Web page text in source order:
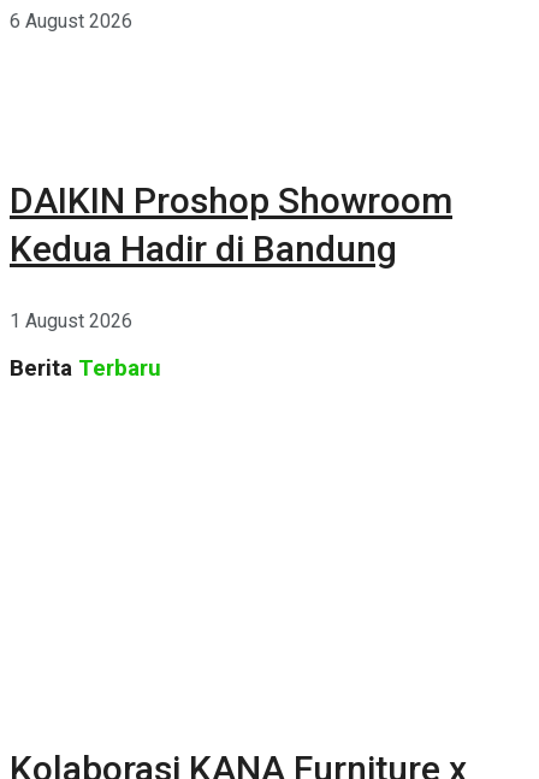
6 August 2026
DAIKIN Proshop Showroom
Kedua Hadir di Bandung
1 August 2026
Berita Terbaru
Kolaborasi KANA Furniture x